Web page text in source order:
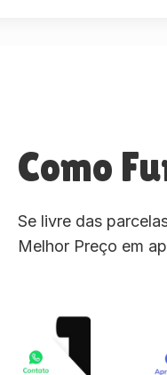
Como
Se livre das
Melhor Preço em